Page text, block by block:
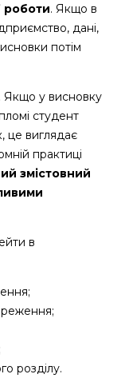
роботи. Якщо в
дані,
потім
Якщо у висновку
студент
це виглядає
практиці
змістовний
в
розділу.